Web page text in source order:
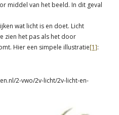
middel van het beeld. In dit geval
wat licht is en doet. Licht
zien het pas als het door
Hier een simpele illustratie[1]:
2-vwo/2v-licht/2v-licht-en-